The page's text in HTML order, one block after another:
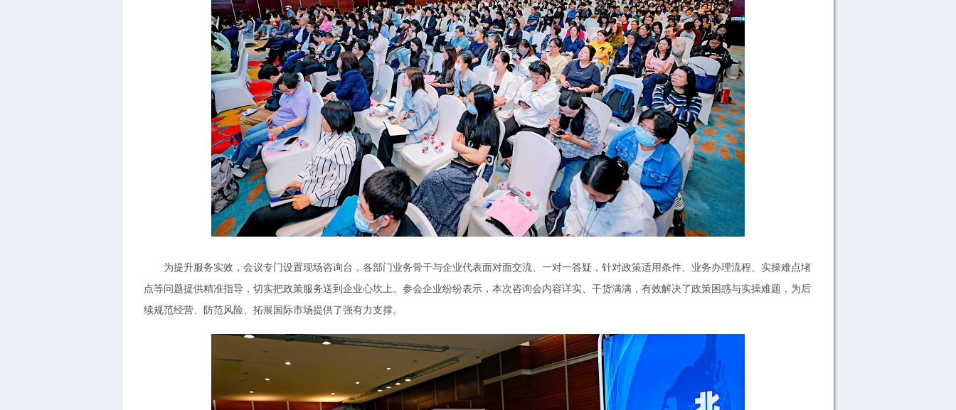
为提升服务实效，会议专门设置现场咨询台，各部门业务骨干与企业代表面对面交流、一对一答疑，针对政策适用条件、业务办理流程、实操难点堵
点等问题提供精准指导，切实把政策服务送到企业心坎上。参会企业纷纷表示，本次咨询会内容详实、干货满满，有效解决了政策困惑与实操难题，为后
续规范经营、防范风险、拓展国际市场提供了强有力支撑。